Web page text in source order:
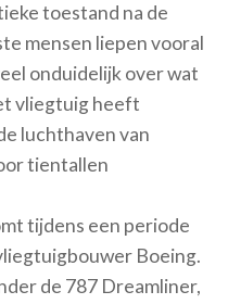
toestand na de
mensen liepen vooral
onduidelijk over wat
vliegtuig heeft
luchthaven van
tientallen
tijdens een periode
Boeing.
de 787 Dreamliner,